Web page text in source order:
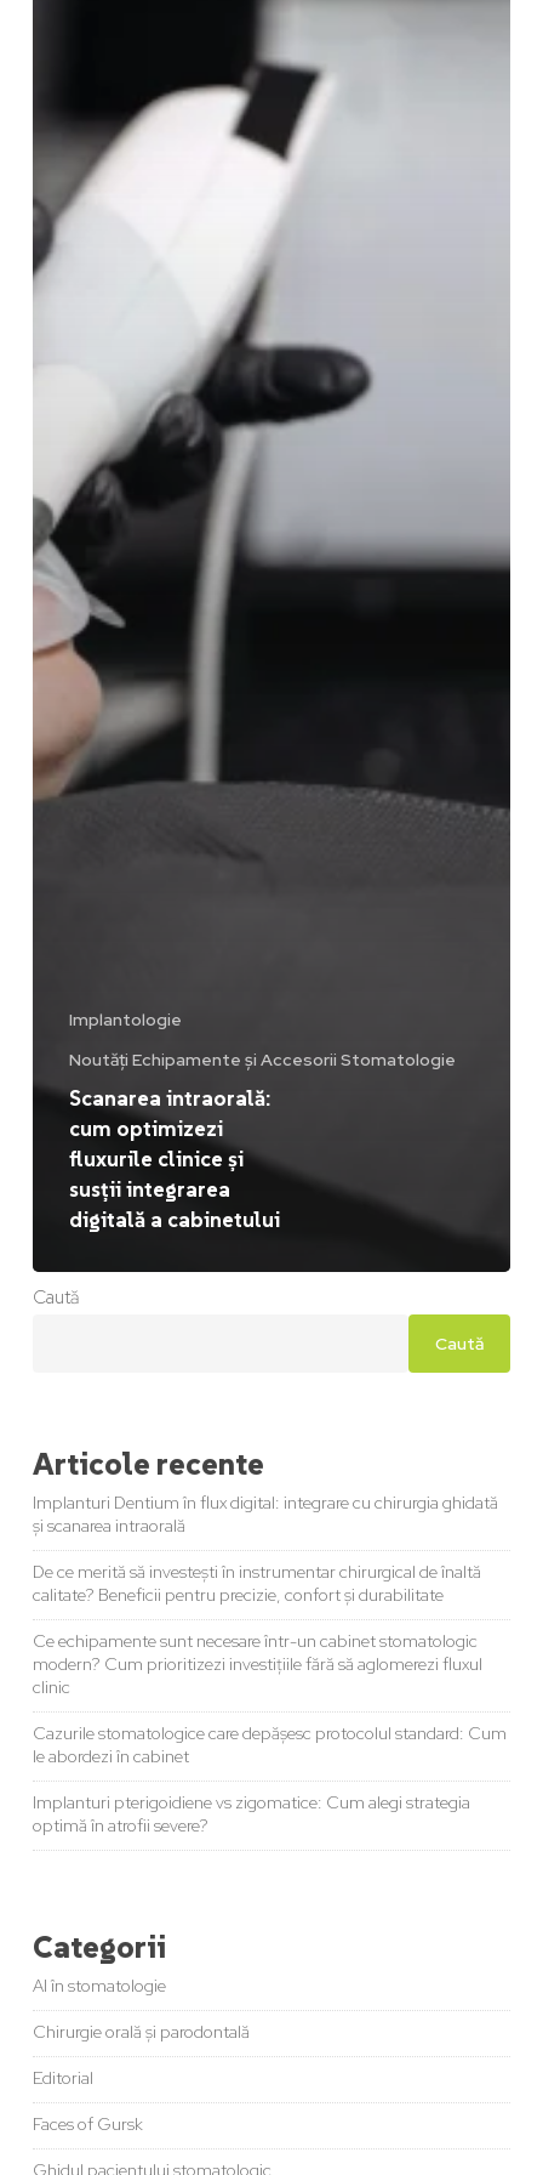
Implantologie
Noutăți Echipamente și Accesorii Stomatologie
Scanarea intraorală:
cum optimizezi
fluxurile clinice și
susții integrarea
digitală a cabinetului
Caută
Caută
Articole recente
Implanturi Dentium în flux digital: integrare cu chirurgia ghidată
și scanarea intraorală
De ce merită să investești în instrumentar chirurgical de înaltă
calitate? Beneficii pentru precizie, confort și durabilitate
Ce echipamente sunt necesare într-un cabinet stomatologic
modern? Cum prioritizezi investițiile fără să aglomerezi fluxul
clinic
Cazurile stomatologice care depășesc protocolul standard: Cum
le abordezi în cabinet
Implanturi pterigoidiene vs zigomatice: Cum alegi strategia
optimă în atrofii severe?
Categorii
AI în stomatologie
Chirurgie orală și parodontală
Editorial
Faces of Gursk
Ghidul pacientului stomatologic